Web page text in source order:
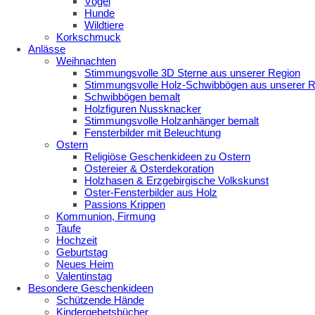
Hunde
Wildtiere
Korkschmuck
Anlässe
Weihnachten
Stimmungsvolle 3D Sterne aus unserer Region
Stimmungsvolle Holz-Schwibbögen aus unserer
Schwibbögen bemalt
Holzfiguren Nussknacker
Stimmungsvolle Holzanhänger bemalt
Fensterbilder mit Beleuchtung
Ostern
Religiöse Geschenkideen zu Ostern
Ostereier & Osterdekoration
Holzhasen & Erzgebirgische Volkskunst
Oster-Fensterbilder aus Holz
Passions Krippen
Kommunion, Firmung
Taufe
Hochzeit
Geburtstag
Neues Heim
Valentinstag
Besondere Geschenkideen
Schützende Hände
Kindergebetsbücher